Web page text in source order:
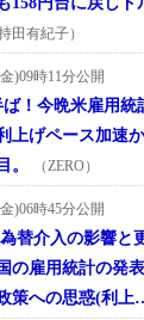
持田有紀子）
)09時11分公開
ば！今晩米雇用
上げペース加速
。
（ZERO）
)06時45分公開
替介入の影響と
の雇用統計の発
策への思惑(利上